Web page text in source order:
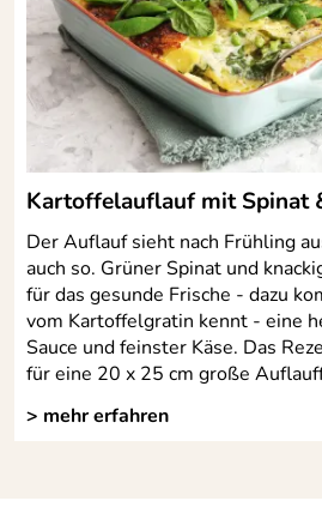
Kartoffelauflauf mit Spinat
Der Auflauf sieht nach Frühling
auch so. Grüner Spinat und
für das gesunde Frische - dazu
vom Kartoffelgratin kennt - eine
Sauce und feinster Käse. Das
für eine 20 x 25 cm große
> mehr erfahren